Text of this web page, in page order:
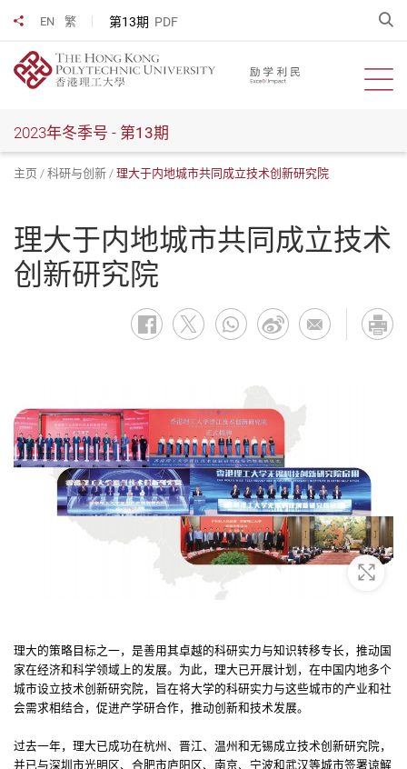
EN 繁 第13期 PDF
分享到
开
2023年冬季号 - 第13期
主页 科研与创新 理大于内地城市共同成立技术创新研究院
理大于内地城市共同成立技术
创新研究院
放大
理大的策略目标之一，是善用其卓越的科研实力与知识转移专长，推动国
家在经济和科学领域上的发展。为此，理大已开展计划，在中国内地多个
城市设立技术创新研究院，旨在将大学的科研实力与这些城市的产业和社
会需求相结合，促进产学研合作，推动创新和技术发展。
过去一年，理大已成功在杭州、晋江、温州和无锡成立技术创新研究院，
并已与深圳市光明区、合肥市庐阳区、南京、宁波和武汉等城市签署谅解